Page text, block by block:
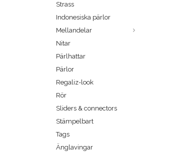
Strass
Indonesiska pärlor
Mellandelar
Nitar
Pärlhattar
Pärlor
Regaliz-look
Rör
Sliders & connectors
Stämpelbart
Tags
Änglavingar